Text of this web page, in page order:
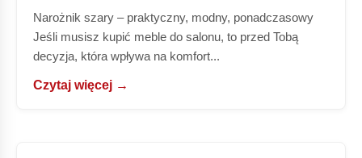
Narożnik szary – praktyczny, modny, ponadczasowy
Jeśli musisz kupić meble do salonu, to przed Tobą
decyzja, która wpływa na komfort...
Czytaj więcej →